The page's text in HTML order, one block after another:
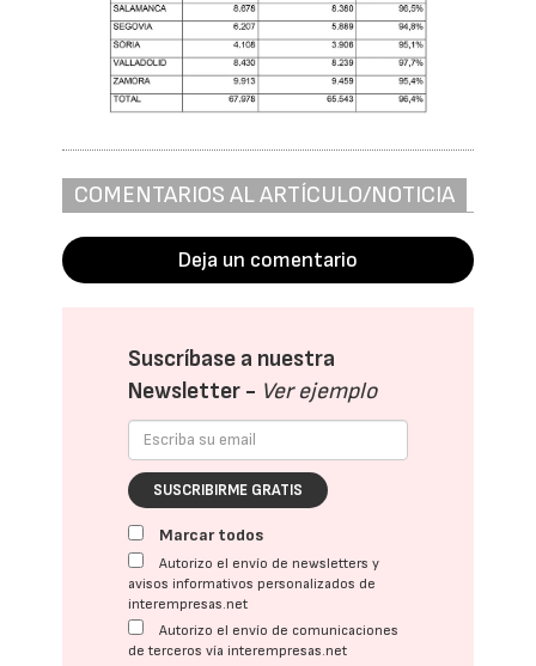
COMENTARIOS AL ARTÍCULO/NOTICIA
Deja un comentario
Suscríbase a nuestra
Newsletter - Ver ejemplo
SUSCRIBIRME GRATIS
Marcar todos
Autorizo el envío de newsletters y
avisos informativos personalizados de
interempresas.net
Autorizo el envío de comunicaciones
de terceros vía interempresas.net